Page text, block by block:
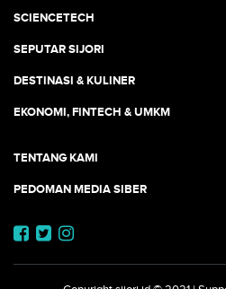
SCIENCETECH
SEPUTAR SIJORI
DESTINASI & KULINER
EKONOMI, FINTECH & UMKM
TENTANG KAMI
PEDOMAN MEDIA SIBER